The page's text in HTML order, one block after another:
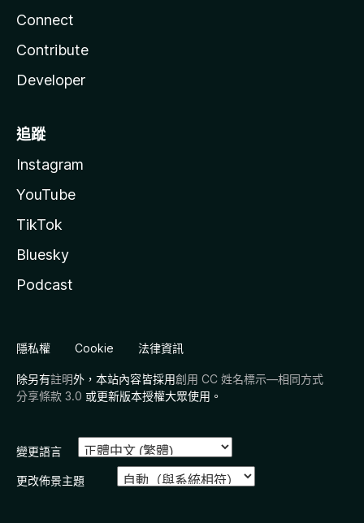
Connect
Contribute
Developer
追蹤
Instagram
YouTube
TikTok
Bluesky
Podcast
隱私權 Cookie 法律資訊
除另有註明外，本站內容皆採用創用 CC 姓名標示—相同方式
分享條款 3.0 或更新版本授權大眾使用。
變更語言
更改佈景主題